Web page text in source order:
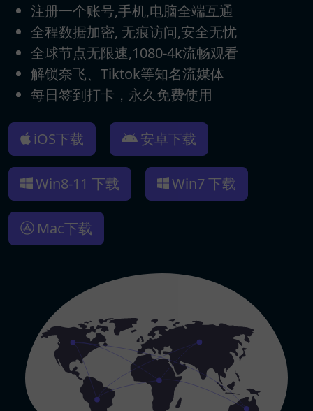
注册一个账号,手机,电脑全端互通
全程数据加密, 无痕访问,安全无忧
全球节点无限速,1080-4k流畅观看
解锁奈飞、Tiktok等知名流媒体
每日签到打卡，永久免费使用
iOS下载 安卓下载
Win8-11 下载 Win7 下载
Mac下载